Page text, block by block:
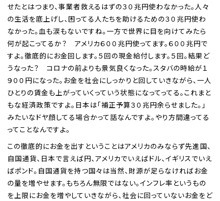
せたとはつまり、事業者救えるはずの３０兆円使わなかった。人々
の生活を底上げし、困ってる人たちを助けるための３０兆円使わ
なかった。血も涙もないですね。一方で世界に目を向けてみたら
何が起こってるか？ アメリカ６００兆円使ってます。６００兆円で
すよ。徹底的にお金回します。５回の現金給付します。５回。結果ど
うなった？ コロナの前よりも景気良くなった。スタバの時給が１
９００円になった。お金を社会にしっかりと回していきながら、一人
ひとりの賃金も上がっていくっていう状態になってってる。これまと
もな経済政策ですよ。日本は「補正予算３０兆円余らせました。」
みたいなドヤ顔してる場合かって話なんですよ。やり方間違ってる
ってことなんですよ。
この徹底的にお金を出すということはアメリカのみならず先進国、
自国通貨、日本で言えば円、アメリカでいえばドル、イギリスでいえ
ばポンド。自国通貨を持つ国々は当然、財源が足らなければお金
の量を増やせます。もちろん無限ではない。インフレ率というもの
を上限にお金を増やしていきながら、社会に回っていないお金をど